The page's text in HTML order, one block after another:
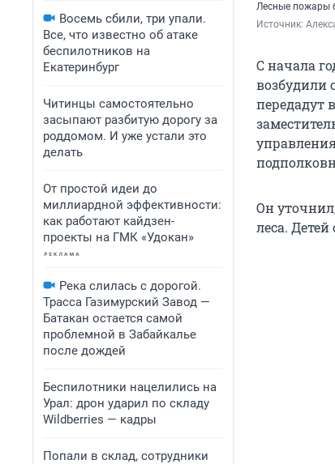
Восемь сбили, три упали.
Все, что известно об атаке
беспилотников на
Екатеринбург
Читинцы самостоятельно
засыпают разбитую дорогу за
роддомом. И уже устали это
делать
От простой идеи до
миллиардной эффективности:
как работают кайдзен-
проекты на ГМК «Удокан»
Река слилась с дорогой.
Трасса Газимурский Завод —
Батакан остается самой
проблемной в Забайкалье
после дождей
Беспилотники нацелились на
Урал: дрон ударил по складу
Wildberries — кадры
Попали в склад, сотрудники
Лесные пожары
Источник:
С начала
возбудили
передадут
Он
леса.